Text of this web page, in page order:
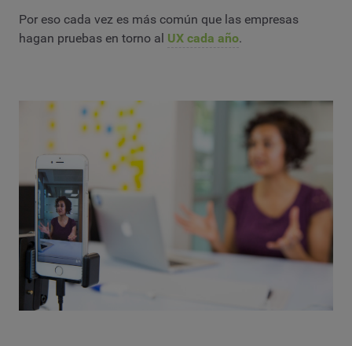
Por eso cada vez es más común que las empresas
hagan pruebas en torno al UX cada año.